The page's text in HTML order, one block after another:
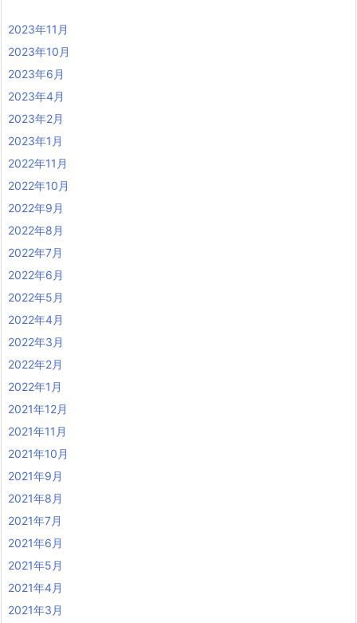
2023年11月
2023年10月
2023年6月
2023年4月
2023年2月
2023年1月
2022年11月
2022年10月
2022年9月
2022年8月
2022年7月
2022年6月
2022年5月
2022年4月
2022年3月
2022年2月
2022年1月
2021年12月
2021年11月
2021年10月
2021年9月
2021年8月
2021年7月
2021年6月
2021年5月
2021年4月
2021年3月